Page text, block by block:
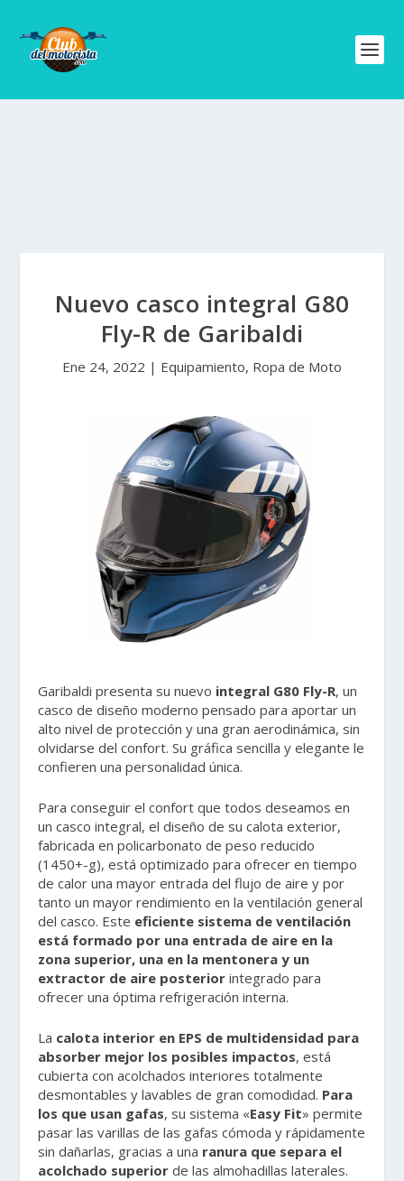
Nuevo casco integral G80
Fly-R de Garibaldi
Ene 24, 2022 | Equipamiento, Ropa de Moto
Garibaldi presenta su nuevo integral G80 Fly-R, un
casco de diseño moderno pensado para aportar un
alto nivel de protección y una gran aerodinámica, sin
olvidarse del confort. Su gráfica sencilla y elegante le
confieren una personalidad única.
Para conseguir el confort que todos deseamos en
un casco integral, el diseño de su calota exterior,
fabricada en policarbonato de peso reducido
(1450+-g), está optimizado para ofrecer en tiempo
de calor una mayor entrada del flujo de aire y por
tanto un mayor rendimiento en la ventilación general
del casco. Este eficiente sistema de ventilación
está formado por una entrada de aire en la
zona superior, una en la mentonera y un
extractor de aire posterior integrado para
ofrecer una óptima refrigeración interna.
La calota interior en EPS de multidensidad para
absorber mejor los posibles impactos, está
cubierta con acolchados interiores totalmente
desmontables y lavables de gran comodidad. Para
los que usan gafas, su sistema «Easy Fit» permite
pasar las varillas de las gafas cómoda y rápidamente
sin dañarlas, gracias a una ranura que separa el
acolchado superior de las almohadillas laterales.